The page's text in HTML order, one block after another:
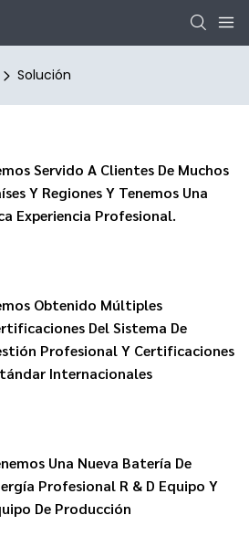
Solución
Servido A Clientes De Muchos
Y Regiones Y Tenemos Una
Experiencia Profesional.
Obtenido Múltiples
Del Sistema De
Profesional Y Certificaciones
Internacionales
Una Nueva Batería De
Profesional R & D Equipo Y
De Producción